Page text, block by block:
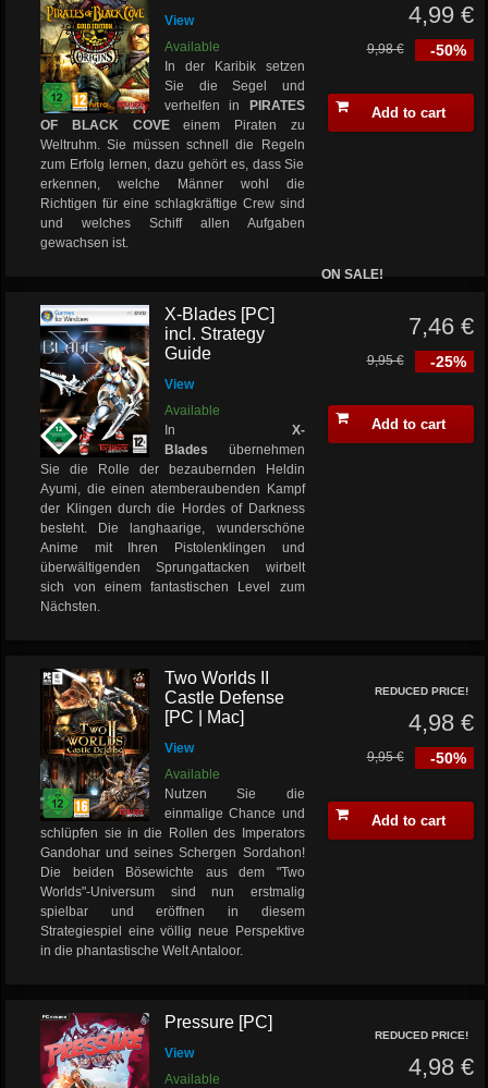
View
Available
In der Karibik setzen
Sie die Segel und
verhelfen in
PIRATES
OF BLACK COVEeinem Piraten zu
Weltruhm. Sie müssen schnell die Regeln
zum Erfolg lernen, dazu gehört es, dass Sie
erkennen, welche Männer wohl die
Richtigen für eine schlagkräftige Crew sind
und welches Schiff allen Aufgaben
gewachsen ist.
4,99 €
-50%
9,98 €
Add to cart
X-Blades [PC]
incl. Strategy
Guide
View
Available
In X-
Blades
übernehmen
Sie die Rolle der bezaubernden Heldin
Ayumi, die einen atemberaubenden Kampf
der Klingen durch die Hordes of Darkness
besteht. Die langhaarige, wunderschöne
Anime mit Ihren Pistolenklingen und
überwältigenden Sprungattacken wirbelt
sich von einem fantastischen Level zum
Nächsten.
ON SALE!
7,46 €
-25%
9,95 €
Add to cart
Two Worlds II
Castle Defense
[PC | Mac]
View
Available
Nutzen Sie die
einmalige Chance und
schlüpfen sie in die Rollen des Imperators
Gandohar und seines Schergen Sordahon!
Die beiden Bösewichte aus dem "Two
Worlds"-Universum sind nun erstmalig
spielbar und eröffnen in diesem
Strategiespiel eine völlig neue Perspektive
in die phantastische Welt Antaloor.
REDUCED PRICE!
4,98 €
-50%
9,95 €
Add to cart
Pressure [PC]
View
Available
REDUCED PRICE!
4,98 €